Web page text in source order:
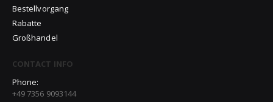
Bestellvorgang
Rabatte
Großhandel
CONTACT INFO
Phone:
+49 7356 9093144